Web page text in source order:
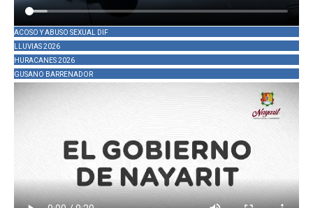
ACOSO Y ABUSO SEXUAL DIF
LLUVIAS 2026
HURACANES 2026
GUSANO BARRENADOR